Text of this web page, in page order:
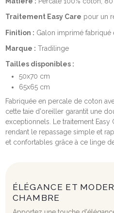
Traitement Easy Care pour un
Finition : Galon imprimé fabriqué
Marque : Tradilinge
Tailles disponibles :
50x70 cm
65x65 cm
Fabriquée en percale de coton
cette taie d'oreiller garantit une
exceptionnels. Le traitement Easy
rendant le repassage simple et
et confortables grâce à ce linge
ÉLÉGANCE ET
CHAMBRE